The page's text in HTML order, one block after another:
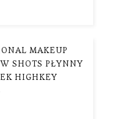
MAKEUP
SHOTS PŁYNNY
HIGHKEY